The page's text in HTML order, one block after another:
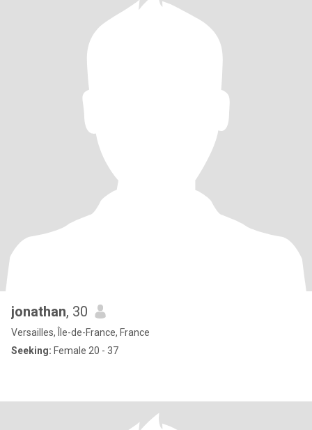
jonathan, 30
Versailles, Île-de-France, France
Seeking: Female 20 - 37